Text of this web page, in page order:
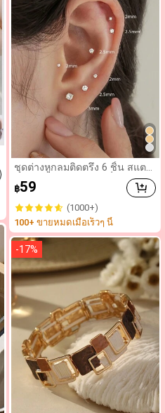
ชุดต่างหูกลมติดตรึง 6 ชิ้น สแตน
เลสไทเทเนียม เพชรซีซี่, แหวนจมู
ก/ปาก เครื่องประดับ สำหรับผู้ห
ญิงสวมใส่ทุกวัน
฿59
(1000+)
100+ ขายหมดเมื่อเร็วๆ นี้
-17%